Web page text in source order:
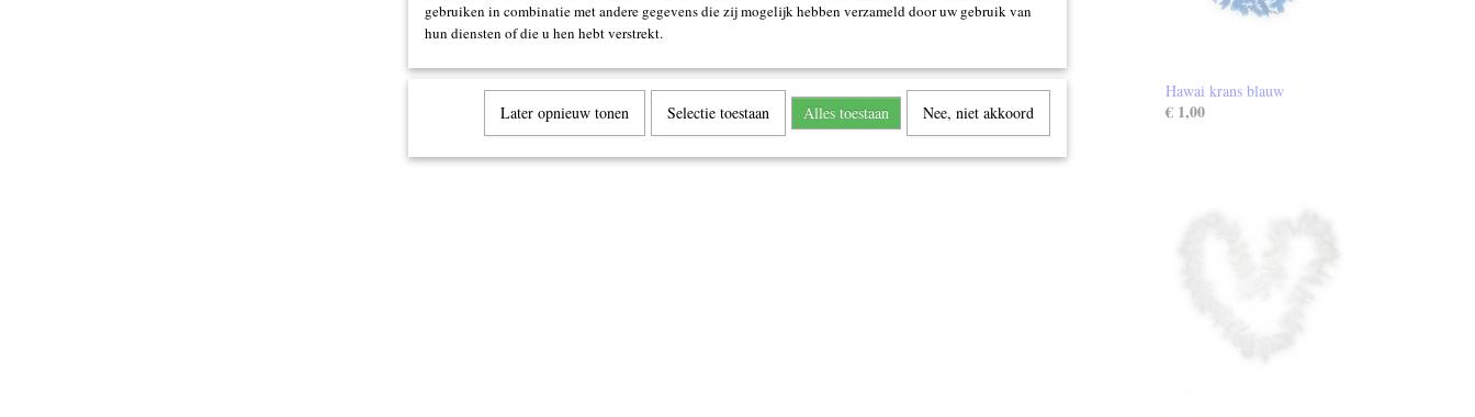
Hawai krans blauw
€ 1,00
gebruiken in combinatie met andere gegevens die zij mogelijk hebben verzameld door uw gebruik van
hun diensten of die u hen hebt verstrekt.
Later opnieuw tonen Selectie toestaan Alles toestaan Nee, niet akkoord